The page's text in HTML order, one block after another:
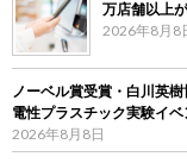
万店舗以上
2026年8月8
ノーベル賞受賞・白川英
電性プラスチック実験イ
2026年8月8日